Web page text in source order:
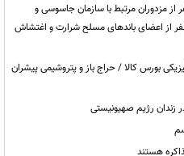
اطلاعات: شناسایی و دستگیری ۲۱ نفر از مزدوران مرتبط با سازمان جاسوسی و
رژیم صهیونیستی و بازداشت ۴ نفر از اعضای باندهای مسلح شرارت و اغتشاش
در بازار فیزیکی بورس کالا / حراج باز و پتروشیمی پیشران
زندان رژیم صهیونیستی
هستند